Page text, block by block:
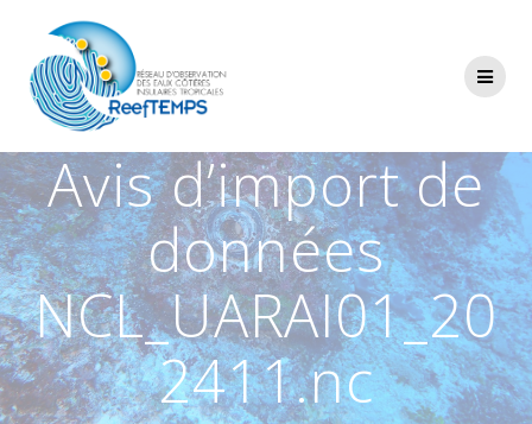
Avis d’import de
données
NCL_UARAI01_20
2411.nc